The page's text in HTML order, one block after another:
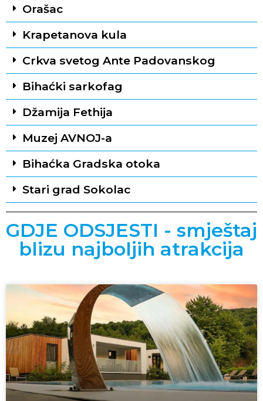
Orašac
Krapetanova kula
Crkva svetog Ante Padovanskog
Bihaćki sarkofag
Džamija Fethija
Muzej AVNOJ-a
Bihaćka Gradska otoka
Stari grad Sokolac
GDJE ODSJESTI - smještaj
blizu najboljih atrakcija